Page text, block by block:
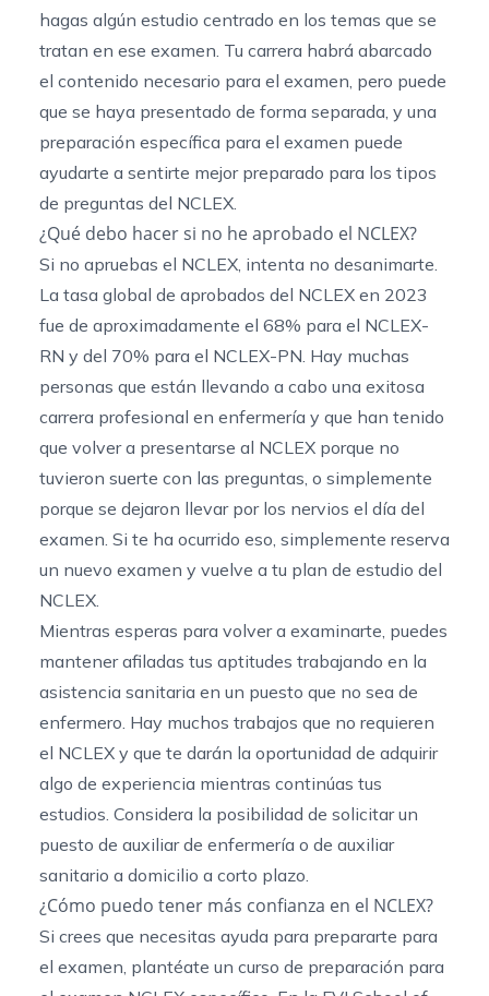
hagas algún estudio centrado en los temas que se
tratan en ese examen. Tu carrera habrá abarcado
el contenido necesario para el examen, pero puede
que se haya presentado de forma separada, y una
preparación específica para el examen puede
ayudarte a sentirte mejor preparado para los tipos
de preguntas del NCLEX.
¿Qué debo hacer si no he aprobado el NCLEX?
Si no apruebas el NCLEX, intenta no desanimarte.
La tasa global de aprobados del NCLEX en 2023
fue de aproximadamente el 68% para el NCLEX-
RN y del 70% para el NCLEX-PN. Hay muchas
personas que están llevando a cabo una exitosa
carrera profesional en enfermería y que han tenido
que volver a presentarse al NCLEX porque no
tuvieron suerte con las preguntas, o simplemente
porque se dejaron llevar por los nervios el día del
examen. Si te ha ocurrido eso, simplemente reserva
un nuevo examen y vuelve a tu plan de estudio del
NCLEX.
Mientras esperas para volver a examinarte, puedes
mantener afiladas tus aptitudes trabajando en la
asistencia sanitaria en un puesto que no sea de
enfermero. Hay muchos trabajos que no requieren
el NCLEX y que te darán la oportunidad de adquirir
algo de experiencia mientras continúas tus
estudios. Considera la posibilidad de solicitar un
puesto de auxiliar de enfermería o de auxiliar
sanitario a domicilio a corto plazo.
¿Cómo puedo tener más confianza en el NCLEX?
Si crees que necesitas ayuda para prepararte para
el examen, plantéate un curso de preparación para